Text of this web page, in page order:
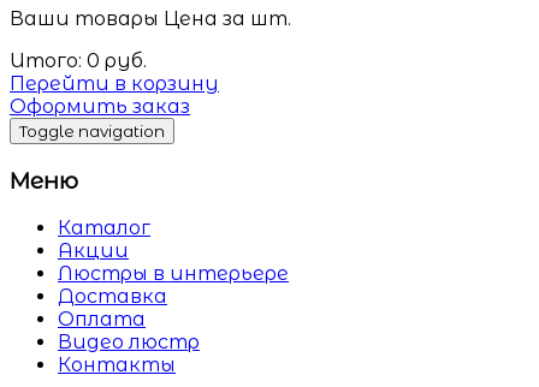
Ваши товары Цена за шт.
Итого: 0 руб.
Перейти в корзину
Оформить заказ
Toggle navigation
Меню
Каталог
Акции
Люстры в интерьере
Доставка
Оплата
Видео люстр
Контакты